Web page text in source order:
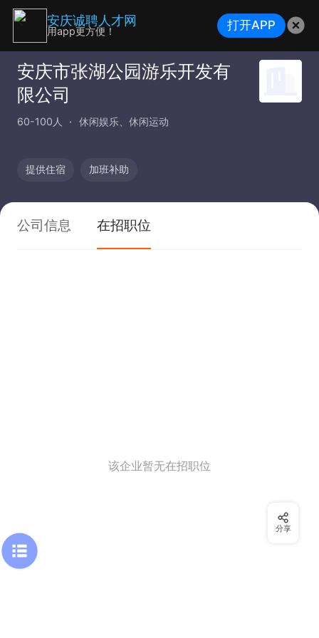
安庆市张湖公园游乐开发有
限公司
60-100人 休闲娱乐、休闲运动
提供住宿 加班补助
公司信息 在招职位
该企业暂无在招职位
分享
安庆诚聘人才网
用app更方便！ 打开APP